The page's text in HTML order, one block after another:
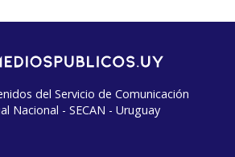
del Servicio de Comunicación
Nacional - SECAN - Uruguay